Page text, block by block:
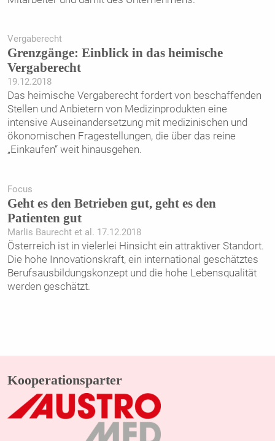
Vergaberecht
Grenzgänge: Einblick in das heimische
Vergaberecht
19.12.2018
Das heimische Vergaberecht fordert von beschaffenden
Stellen und Anbietern von Medizinprodukten eine
intensive ­Auseinandersetzung mit medizinischen und
ökonomischen ­Fragestellungen, die über das reine
„Einkaufen“ weit hinausgehen.
Focus
Geht es den Betrieben gut, geht es den
Patienten gut
Marlis Baurecht et al. 17.12.2018
Österreich ist in vielerlei Hinsicht ein attraktiver Standort.
Die hohe Innovationskraft, ein international geschätztes
Berufsausbildungskonzept und die hohe Lebensqualität
werden geschätzt.
Kooperationsparter